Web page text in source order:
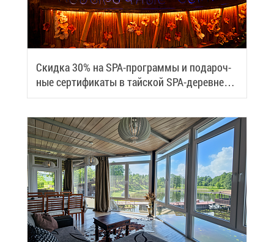
Скид­ка 30% на SPA-про­грам­мы и по­да­роч­
ные сер­ти­фи­ка­ты в тай­ской SPA-де­ревне
Samui